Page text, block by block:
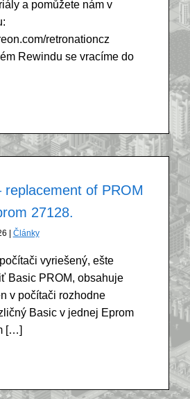
a pomůžete nám v
retronationcz
Rewindu se vracíme do
27128.
| Články
vyriešený, ešte
Basic PROM, obsahuje
v počítači rozhodne
Basic v jednej Eprom
[…]